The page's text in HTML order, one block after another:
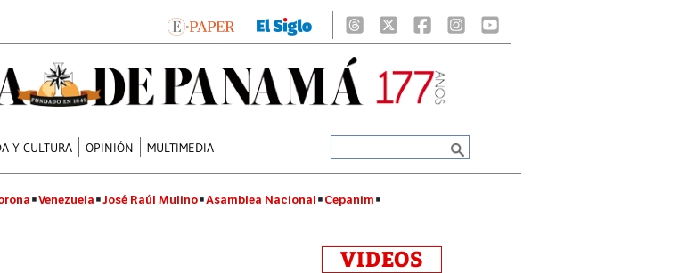
Y CULTURA OPINIÓN MULTIMEDIA
Venezuela José Raúl Mulino Asamblea Nacional Cepanim
VIDEOS